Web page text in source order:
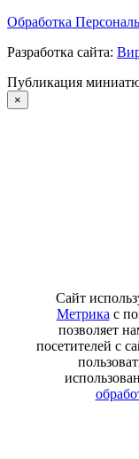
Обработка
Разработка сайта:
Публикация
×
Сайт
Метрика с
позволяет
посетителей с